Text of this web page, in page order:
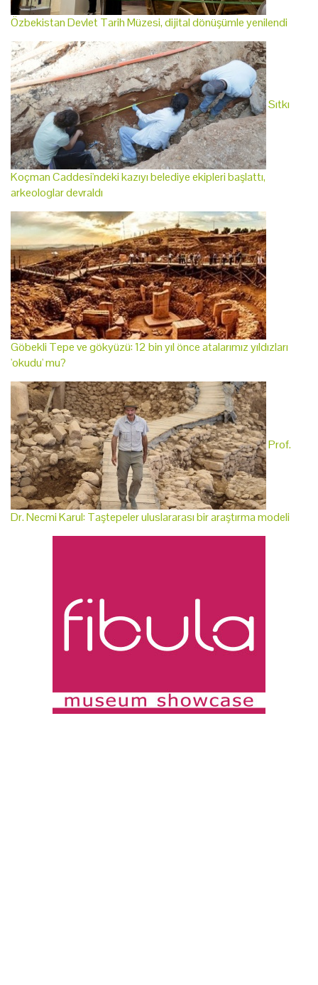
Özbekistan Devlet Tarih Müzesi, dijital dönüşümle yenilendi
Sıtkı
Koçman Caddesi'ndeki kazıyı belediye ekipleri başlattı,
arkeologlar devraldı
Göbekli Tepe ve gökyüzü: 12 bin yıl önce atalarımız yıldızları
'okudu' mu?
Prof.
Dr. Necmi Karul: Taştepeler uluslararası bir araştırma modeli